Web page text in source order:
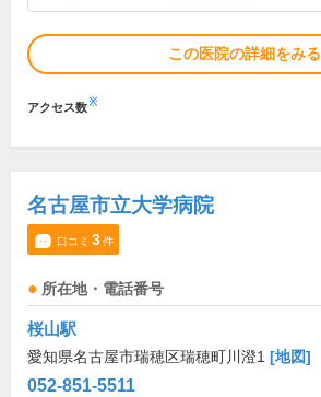
この医院の詳細をみる
アクセス数※
名古屋市立大学病院
口コミ 3件
所在地・電話番号
桜山駅
愛知県名古屋市瑞穂区瑞穂町川澄1 [地図]
052-851-5511